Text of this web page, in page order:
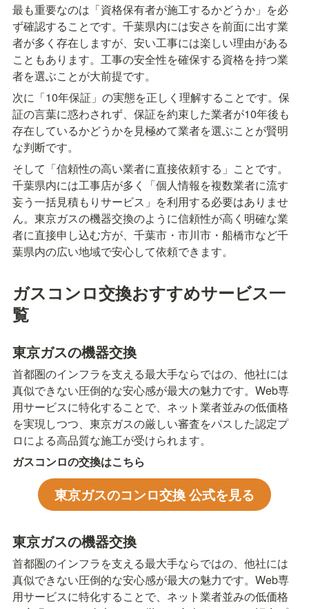
最も重要なのは「資格保有者が施工するかどうか」を必
ず確認することです。千葉県内には安さを前面に出す業
者が多く存在しますが、安い工事には楽しい理由がある
こともあります。工事の安全性を確保する資格を持つ業
者を選ぶことが大前提です。
次に「10年保証」の実態を正しく理解することです。保
証の言葉に惑わされず、保証を約束した業者が10年後も
存在しているかどうかを見極めて業者を選ぶことが賢明
な判断です。
そして「信頼性の高い業者に直接依頼する」ことです。
千葉県内には工事店が多く「個人情報を複数業者に流す
妄う一括見積もりサービス」を利用する必要はありませ
ん。東京ガスの機器交換のように信頼性が高く明確な業
者に直接申し込む方が、千葉市・市川市・船橋市など千
葉県内の広い地域で安心して依頼できます。
ガスコンロ交換おすすめサービス一
覧
東京ガスの機器交換
首都圏のインフラを支える最大手ならではの、他社には
真似できない圧倒的な安心感が最大の魅力です。Web専
用サービスに特化することで、ネット業者並みの低価格
を実現しつつ、東京ガスの厳しい審査をパスした認定プ
ロによる高品質な施工が受けられます。
ガスコンロの交換はこちら
東京ガスのコンロ交換 公式を見る
東京ガスの機器交換
首都圏のインフラを支える最大手ならではの、他社には
真似できない圧倒的な安心感が最大の魅力です。Web専
用サービスに特化することで、ネット業者並みの低価格